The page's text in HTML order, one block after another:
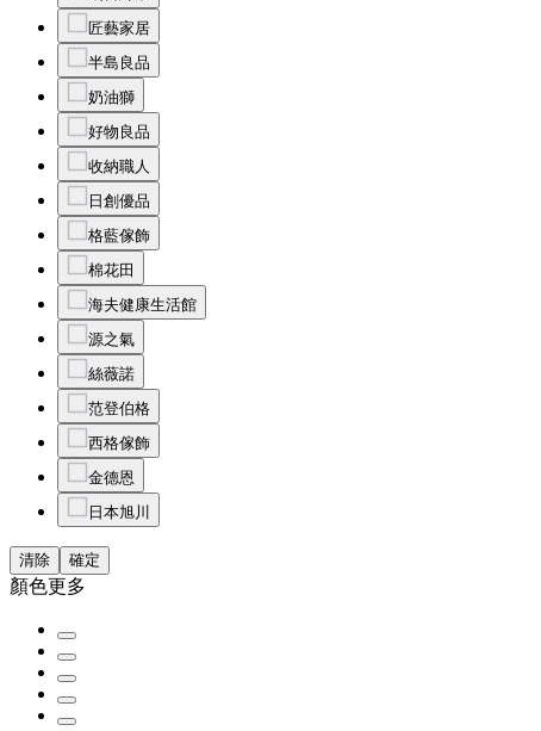
匠藝家居
半島良品
奶油獅
好物良品
收納職人
日創優品
格藍傢飾
棉花田
海夫健康生活館
源之氣
絲薇諾
范登伯格
西格傢飾
金德恩
日本旭川
清除 確定
顏色更多